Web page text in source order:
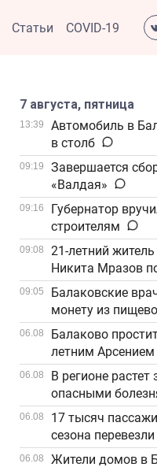
Статьи COVID-19
7 августа, пятница
13:39
Автомобиль в
в столб
09:19
Завершается
«Валдая»
09:16
Губернатор
строителям
09:08
21-летний
Никита Мразов
09:05
Балаковские
монету из
06.08
Балаково
летним
06.08
В регионе
опасными
06.08
17 тысяч
сезона
06.08
Жители домов в